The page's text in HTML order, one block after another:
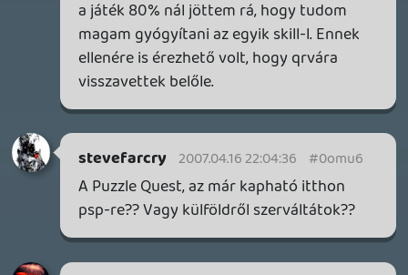
CORSAIR CLIPPER PRO MINI 60 - KICSI, DE ERŐS TESZT
COUNTRY DLC – EZ TÖRTÉNT KEDDEN
Továbbá: Crimson Moon, The Walking Dead: Streets of
Survival, Endless Legend II.
4
GAME PASS: AUGUSZTUS ELSŐ HETEI
A Beast of Reincarnation premier árnyékában ezúttal